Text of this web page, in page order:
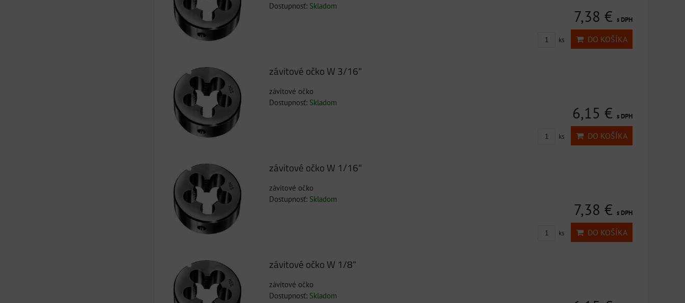
Dostupnosť: Skladom
7,38 € s DPH
ks DO KOŠÍKA
závitové očko W 3/16"
závitové očko
Dostupnosť: Skladom
6,15 € s DPH
ks DO KOŠÍKA
závitové očko W 1/16"
závitové očko
Dostupnosť: Skladom
7,38 € s DPH
ks DO KOŠÍKA
závitové očko W 1/8"
závitové očko
Dostupnosť: Skladom